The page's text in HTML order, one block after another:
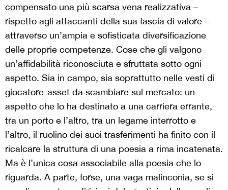
compensato una più scarsa vena realizzativa –
rispetto agli attaccanti della sua fascia di valore –
attraverso un’ampia e sofisticata diversificazione
delle proprie competenze. Cose che gli valgono
un’affidabilità riconosciuta e sfruttata sotto ogni
aspetto. Sia in campo, sia soprattutto nelle vesti di
giocatore-asset da scambiare sul mercato: un
aspetto che lo ha destinato a una carriera errante,
tra un porto e l’altro, tra un legame interrotto e
l’altro, il ruolino dei suoi trasferimenti ha finito con il
ricalcare la struttura di una poesia a rima incatenata.
Ma è l’unica cosa associabile alla poesia che lo
riguarda. A parte, forse, una vaga malinconia, se si